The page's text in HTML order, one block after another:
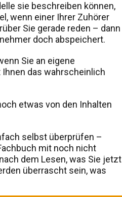
sie beschreiben können,
wenn einer Ihrer Zuhörer
Sie gerade reden – dann
doch abspeichert.
Sie an eigene
das wahrscheinlich
etwas von den Inhalten
selbst überprüfen –
mit noch nicht
dem Lesen, was Sie jetzt
überrascht sein, was